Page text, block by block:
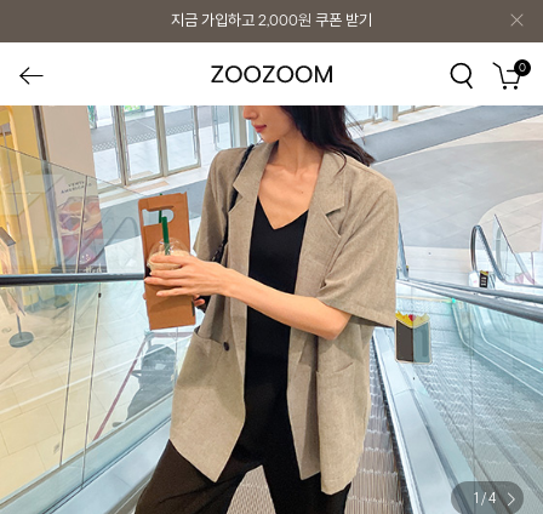
지금 가입하고 2,000원 쿠폰 받기
0
/4